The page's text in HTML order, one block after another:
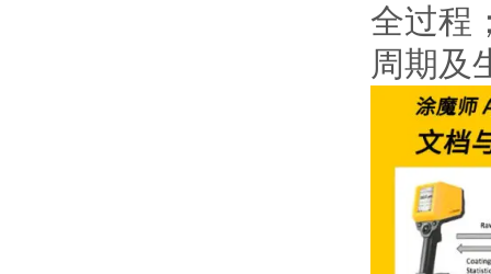
全过程
周期及